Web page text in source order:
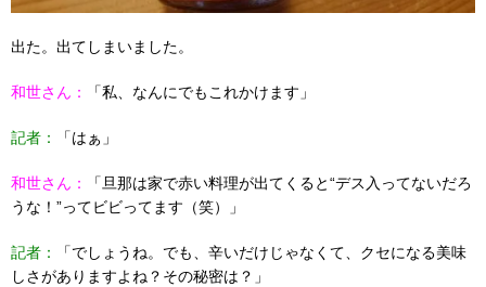
出た。出てしまいました。
和世さん： 「私、なんにでもこれかけます」
記者： 「はぁ」
和世さん：
「旦那は家で赤い料理が出てくると“デス入ってないだろ
うな！”ってビビってます（笑）」
記者：
「でしょうね。でも、辛いだけじゃなくて、クセになる美味
しさがありますよね？その秘密は？」